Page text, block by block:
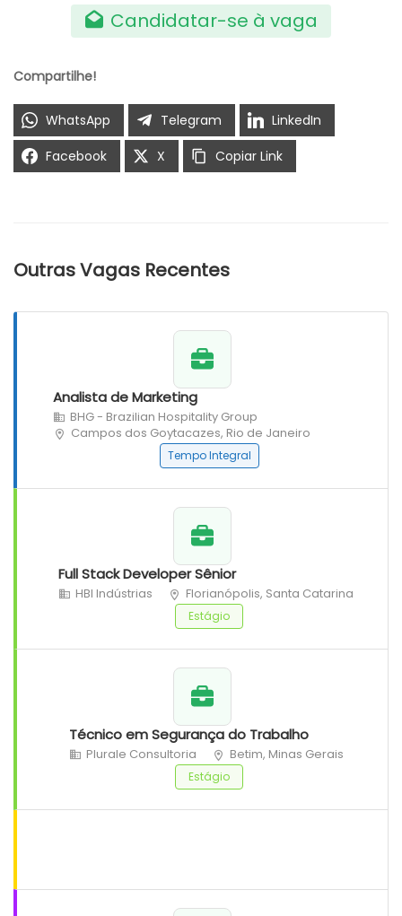
Candidatar-se à vaga
Compartilhe!
WhatsApp Telegram
LinkedIn
Facebook
X Copiar Link
Outras Vagas Recentes
Analista de Marketing
BHG - Brazilian Hospitality Group
Campos dos Goytacazes, Rio de Janeiro
Tempo Integral
Full Stack Developer Sênior
HBI Indústrias Florianópolis, Santa Catarina
Estágio
Técnico em Segurança do Trabalho
Plurale Consultoria Betim, Minas Gerais
Estágio